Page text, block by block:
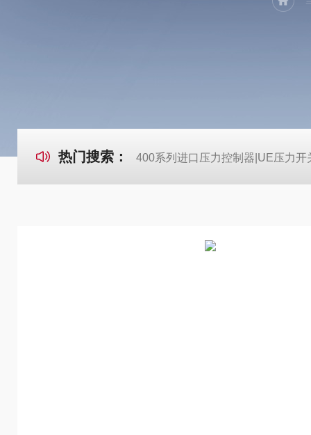
热门搜索： 400系列进口压力控制器|UE压力开